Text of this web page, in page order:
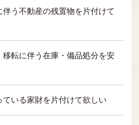
伴う不動産の残置物を片付けて
移転に伴う在庫・備品処分を安
ている家財を片付けて欲しい